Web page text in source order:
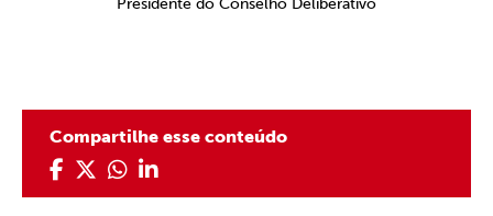
Presidente do Conselho Deliberativo
Compartilhe esse conteúdo